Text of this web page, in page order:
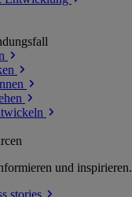
und inspirieren.
stories